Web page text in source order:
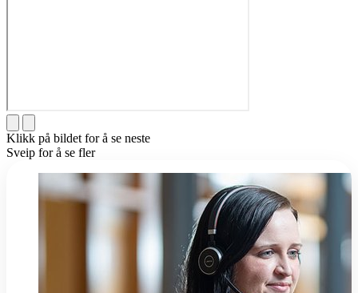
Klikk på bildet for å se neste
Sveip for å se fler